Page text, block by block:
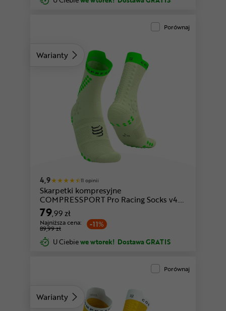
Warianty
czarny-czerwony
Porównaj
4,9 11 opinii
Skarpetki kompresyjne
COMPRESSPORT Pro Racing Socks v4.0
Trail
79,99 zł
-11%
Najniższa cena:
89,99 zł
U Ciebiewe wtorek! Dostawa GRATIS
Warianty
Porównaj